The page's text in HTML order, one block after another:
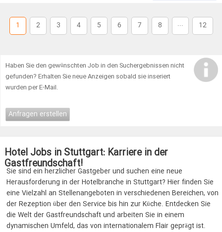
1 2 3 4 5 6 7 8 ... 12
Haben Sie den gewünschten Job in den Suchergebnissen nicht
gefunden? Erhalten Sie neue Anzeigen sobald sie inseriert
wurden per E-Mail.
Anfragen erstellen
Hotel Jobs in Stuttgart: Karriere in der
Gastfreundschaft!
Sie sind ein herzlicher Gastgeber und suchen eine neue
Herausforderung in der Hotelbranche in Stuttgart? Hier finden Sie
eine Vielzahl an Stellenangeboten in verschiedenen Bereichen, von
der Rezeption über den Service bis hin zur Küche. Entdecken Sie
die Welt der Gastfreundschaft und arbeiten Sie in einem
dynamischen Umfeld, das von internationalem Flair geprägt ist.